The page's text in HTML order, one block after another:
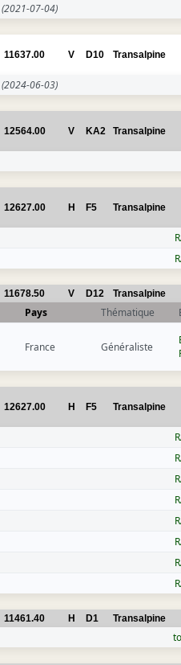
(2021-07-04)
11637.00 V D10 Transalpine
(2024-06-03)
12564.00 V KA2 Transalpine
12627.00 H F5 Transalpine
11678.50 V D12 Transalpine
Pays Thématique
France
Généraliste
12627.00 H F5 Transalpine
11461.40 H D1 Transalpine